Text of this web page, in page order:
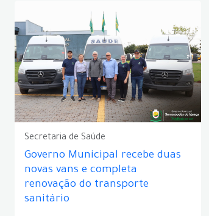
Secretaria de Saúde
Governo Municipal recebe duas
novas vans e completa
renovação do transporte
sanitário